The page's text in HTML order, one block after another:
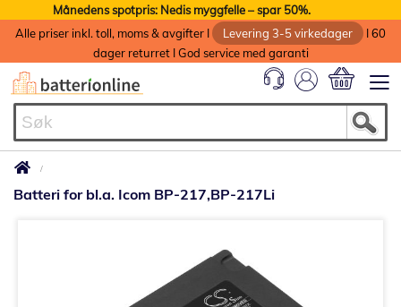
Månedens spotpris: Nedis myggfelle – spar 50%.
Alle priser inkl. toll, moms & avgifter I
Levering 3-5 virkedager
I 60
dager returret I God service med garanti
Batteri for bl.a. Icom BP-217,BP-217Li